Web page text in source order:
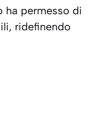
ha permesso di
ridefinendo